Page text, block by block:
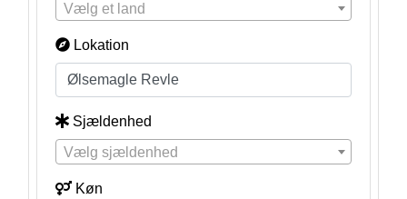
Vælg et land
Lokation
Sjældenhed
Vælg sjældenhed
Køn